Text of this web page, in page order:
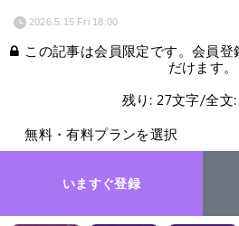
2026.5.15 Fri 18:00
この記事は会員限定です。会員
だけます。
残り: 27文字/全文
無料・有料プランを選択
いますぐ登録